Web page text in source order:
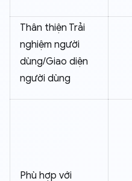
Thân thiện Trải
nghiệm người
dùng/Giao diện
người dùng
Phù hợp với